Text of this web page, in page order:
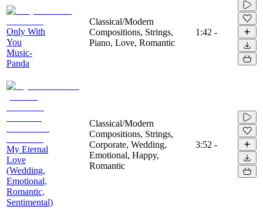
Only With
You
Music-
Panda
Classical/Modern
Compositions, Strings,
Piano, Love, Romantic
1:42 -
My Eternal
Love
(Wedding,
Emotional,
Romantic,
Sentimental)
Classical/Modern
Compositions, Strings,
Corporate, Wedding,
Emotional, Happy,
Romantic
3:52 -